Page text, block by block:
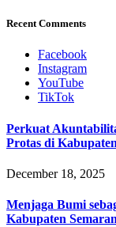
Recent Comments
Facebook
Instagram
YouTube
TikTok
Perkuat
Protas di
December 18, 2025
Menjaga Bumi
Kabupaten